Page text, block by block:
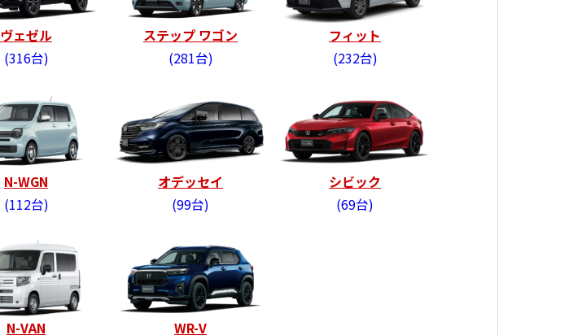
ヴェゼル
316台
ステップ ワゴン
281台
フィット
232台
N-WGN
112台
オデッセイ
99台
シビック
69台
N-VAN
WR-V